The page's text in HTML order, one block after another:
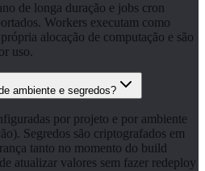
de longa duração e jobs cron
Workers executam como
alocação de computação e são
uso.
ambiente e segredos?
por projeto e por ambiente
Segredos são criptografados em
tanto no momento do build
atualizar valores sem fazer redeploy